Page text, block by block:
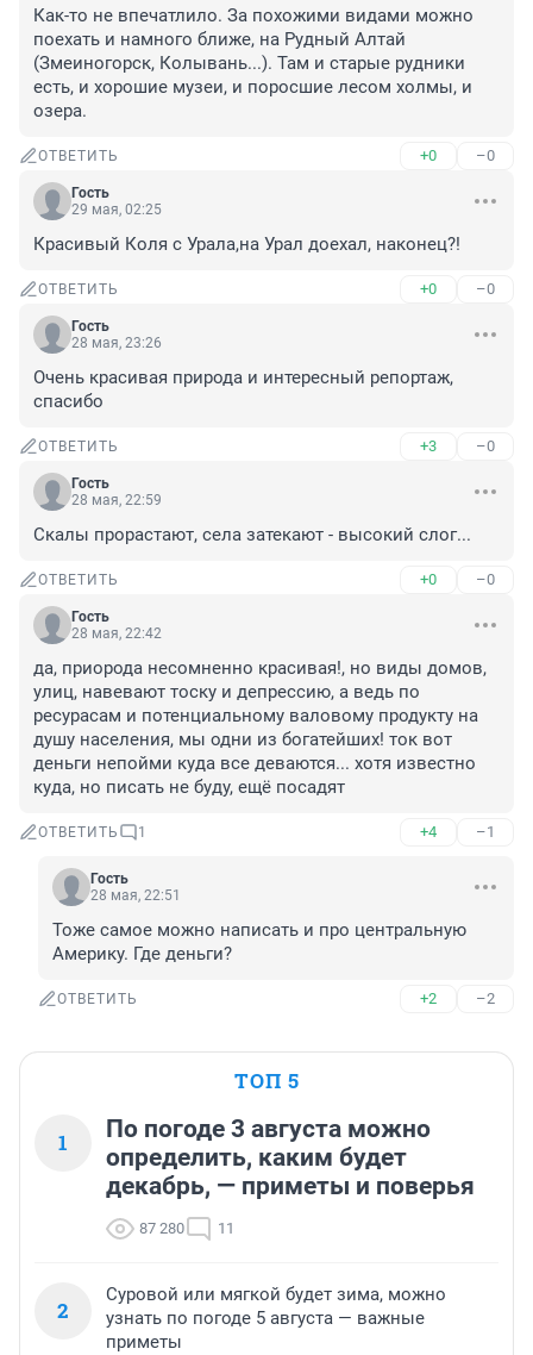
Как-то не впечатлило. За похожими видами можно
поехать и намного ближе, на Рудный Алтай
(Змеиногорск, Колывань...). Там и старые рудники
есть, и хорошие музеи, и поросшие лесом холмы, и
озера.
ОТВЕТИТЬ +0 –0
Гость
29 мая, 02:25
Красивый Коля с Урала,на Урал доехал, наконец?!
ОТВЕТИТЬ +0 –0
Гость
28 мая, 23:26
Очень красивая природа и интересный репортаж,
спасибо
ОТВЕТИТЬ +3 –0
Гость
28 мая, 22:59
Скалы прорастают, села затекают - высокий слог...
ОТВЕТИТЬ +0 –0
Гость
28 мая, 22:42
да, приорода несомненно красивая!, но виды домов,
улиц, навевают тоску и депрессию, а ведь по
ресурасам и потенциальному валовому продукту на
душу населения, мы одни из богатейших! ток вот
деньги непойми куда все деваются... хотя известно
куда, но писать не буду, ещё посадят
ОТВЕТИТЬ 1 +4 –1
Гость
28 мая, 22:51
Тоже самое можно написать и про центральную
Америку. Где деньги?
ОТВЕТИТЬ +2 –2
ТОП 5
1
По погоде 3 августа можно
определить, каким будет
декабрь, — приметы и поверья
87 280 11
2
Суровой или мягкой будет зима, можно
узнать по погоде 5 августа — важные
приметы